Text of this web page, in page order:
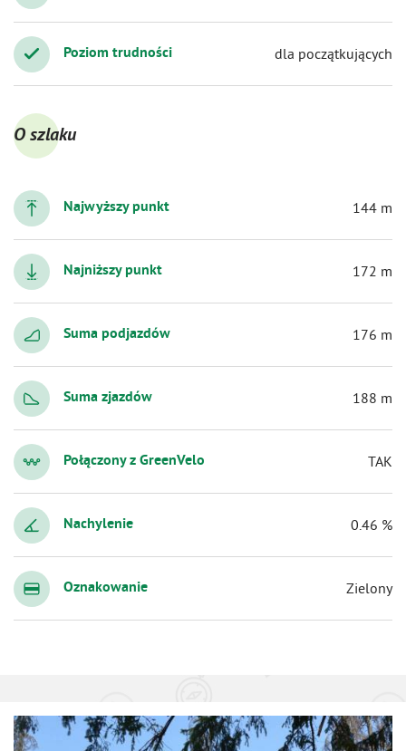
Poziom trudności dla początkujących
O szlaku
Najwyższy punkt 144 m
Najniższy punkt 172 m
Suma podjazdów 176 m
Suma zjazdów 188 m
Połączony z GreenVelo TAK
Nachylenie 0.46 %
Oznakowanie Zielony